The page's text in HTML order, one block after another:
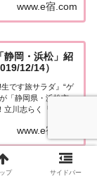
た情報はこちら！熊
“ゲストの...
www.e宿.com
静岡・浜松」紹
12/14）
です旅サラダ』“ゲ
「静岡県・浜松市」
川志らく「静岡
り、子どものころの
浜松市を巡...
www.e宿.com
プ サイドバー